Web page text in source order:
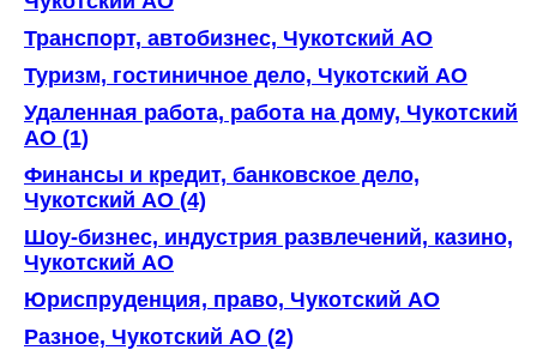
Транспорт, автобизнес, Чукотский AO
Туризм, гостиничное дело, Чукотский AO
Удаленная работа, работа на дому, Чукотский
AO (1)
Финансы и кредит, банковское дело,
Чукотский AO (4)
Шоу-бизнес, индустрия развлечений, казино,
Чукотский AO
Юриспруденция, право, Чукотский AO
Разное, Чукотский AO (2)